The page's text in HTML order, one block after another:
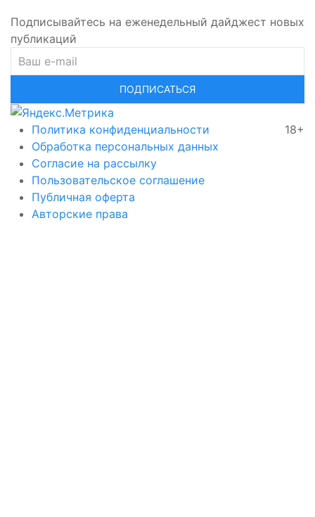
Подписывайтесь на еженедельный дайджест новых
публикаций
ПОДПИСАТЬСЯ
Политика конфиденциальности
Обработка персональных данных
Согласие на рассылку
Пользовательское соглашение
Публичная оферта
Авторские права
18+